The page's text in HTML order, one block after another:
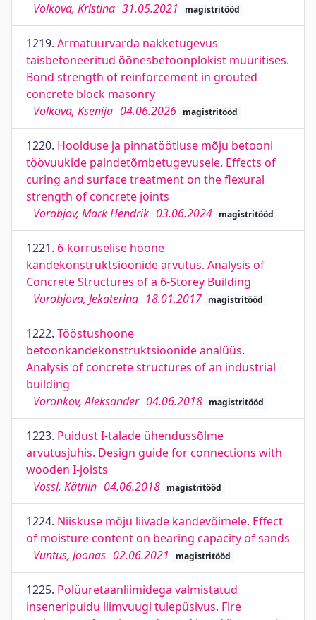
Volkova, Kristina 31.05.2021 magistritööd
1219. Armatuurvarda nakketugevus
täisbetoneeritud õõnesbetoonplokist müüritises.
Bond strength of reinforcement in grouted
concrete block masonry
Volkova, Ksenija 04.06.2026 magistritööd
1220. Hoolduse ja pinnatöötluse mõju betooni
töövuukide paindetõmbetugevusele. Effects of
curing and surface treatment on the flexural
strength of concrete joints
Vorobjov, Mark Hendrik 03.06.2024 magistritööd
1221. 6-korruselise hoone
kandekonstruktsioonide arvutus. Analysis of
Concrete Structures of a 6-Storey Building
Vorobjova, Jekaterina 18.01.2017 magistritööd
1222. Tööstushoone
betoonkandekonstruktsioonide analüüs.
Analysis of concrete structures of an industrial
building
Voronkov, Aleksander 04.06.2018 magistritööd
1223. Puidust I-talade ühendussõlme
arvutusjuhis. Design guide for connections with
wooden I-joists
Vossi, Kätriin 04.06.2018 magistritööd
1224. Niiskuse mõju liivade kandevõimele. Effect
of moisture content on bearing capacity of sands
Vuntus, Joonas 02.06.2021 magistritööd
1225. Polüuretaanliimidega valmistatud
inseneripuidu liimvuugi tulepüsivus. Fire